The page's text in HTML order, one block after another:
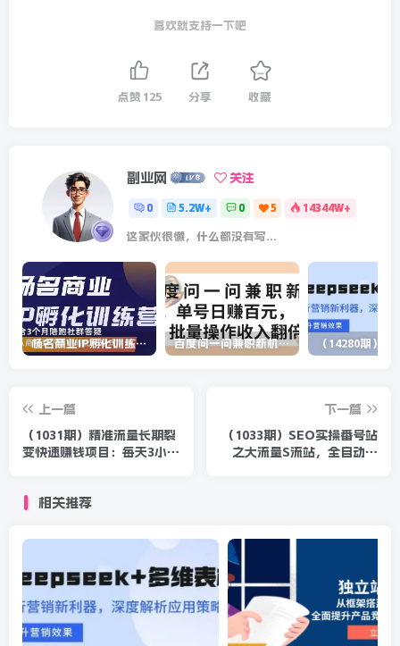
喜欢就支持一下吧
点赞 125 分享 收藏
副业网 关注
0 5.2W+ 0 5 14344W+
这家伙很懒，什么都没有写...
杨名商业IP孵化训练营，从商业到内容到转化一站式学 价值5980元 百度问一问兼职新机遇，单号日赚百元，批量操作收入翻倍
上一篇
（1031期）精准流量长期裂
变快速赚钱项目：每天3小时
下一篇
（1033期）SEO实操番号站
之大流量S流站，全自动化
相关推荐